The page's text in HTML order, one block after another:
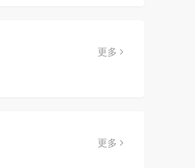
更多
更多